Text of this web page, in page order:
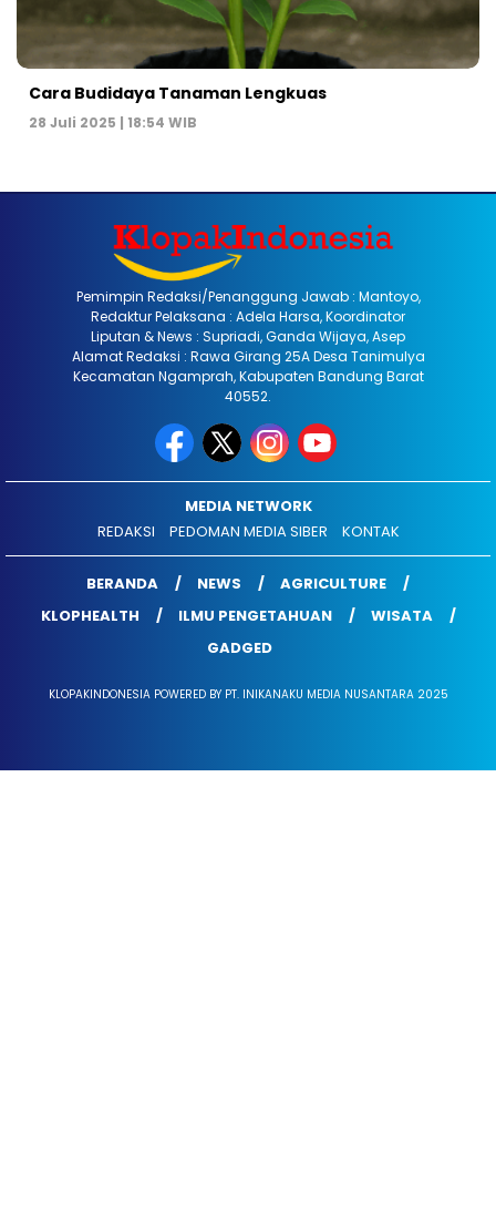
Cara Budidaya Tanaman Lengkuas
28 Juli 2025 | 18:54 WIB
Pemimpin Redaksi/Penanggung Jawab : Mantoyo,
Redaktur Pelaksana : Adela Harsa, Koordinator
Liputan & News : Supriadi, Ganda Wijaya, Asep
Alamat Redaksi : Rawa Girang 25A Desa Tanimulya
Kecamatan Ngamprah, Kabupaten Bandung Barat
40552.
MEDIA NETWORK
REDAKSI
PEDOMAN MEDIA SIBER KONTAK
BERANDA NEWS
AGRICULTURE
KLOPHEALTH
ILMU PENGETAHUAN
WISATA
GADGED
KLOPAKINDONESIA POWERED BY PT. INIKANAKU MEDIA NUSANTARA 2025